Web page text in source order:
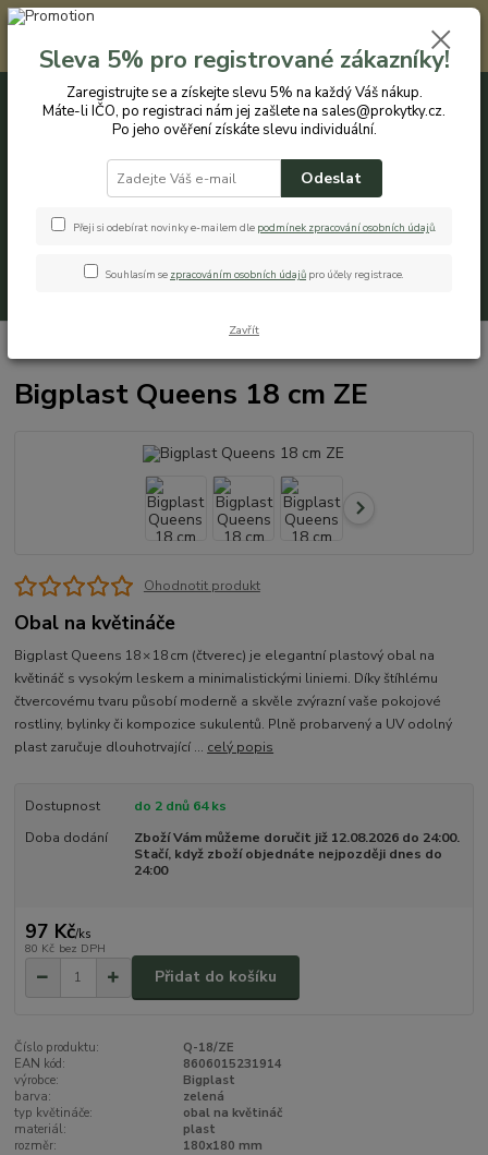
Registrovaným zákazníkům nabízíme slevu 5% na každý nákup. Máte-li
IČO, po registraci nám jej zašlete na sales@prokytky.cz. Po jeho ověření
získáte slevu individuální. Přejít na registraci →
CZK
+420 774 544 973 0ks
Bigplast Queens 18 cm ZE
Ohodnotit produkt
Obal na květináče
Bigplast Queens 18 × 18 cm (čtverec) je elegantní plastový obal na
květináč s vysokým leskem a minimalistickými liniemi. Díky štíhlému
čtvercovému tvaru působí moderně a skvěle zvýrazní vaše pokojové
rostliny, bylinky či kompozice sukulentů. Plně probarvený a UV odolný
plast zaručuje dlouhotrvající ... celý popis
Dostupnost
do 2 dnů 64 ks
Doba dodání
Zboží Vám můžeme doručit již 12.08.2026 do 24:00.
Stačí, když zboží objednáte nejpozději dnes do
24:00
97 Kč/ks
80 Kč bez DPH
Přidat do košíku
Číslo produktu:
Q-18/ZE
EAN kód:
8606015231914
výrobce:
Bigplast
barva:
zelená
typ květináče:
obal na květináč
materiál:
plast
rozměr:
180x180 mm
Sleva 5% pro registrované zákazníky!
Zaregistrujte se a získejte slevu 5% na každý Váš nákup.
Máte-li IČO, po registraci nám jej zašlete na sales@prokytky.cz.
Po jeho ověření získáte slevu individuální.
Odeslat
Přeji si odebírat novinky e-mailem dle podmínek zpracování osobních údajů.
Souhlasím se zpracováním osobních údajů pro účely registrace.
Zavřít